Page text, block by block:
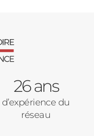
26 ans
d’expérience du
réseau